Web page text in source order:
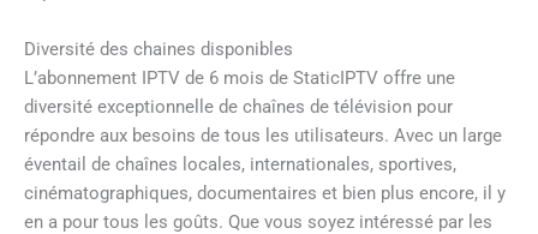
Diversité des chaines disponibles
L’abonnement IPTV de 6 mois de StaticIPTV offre une
diversité exceptionnelle de chaînes de télévision pour
répondre aux besoins de tous les utilisateurs. Avec un large
éventail de chaînes locales, internationales, sportives,
cinématographiques, documentaires et bien plus encore, il y
en a pour tous les goûts. Que vous soyez intéressé par les